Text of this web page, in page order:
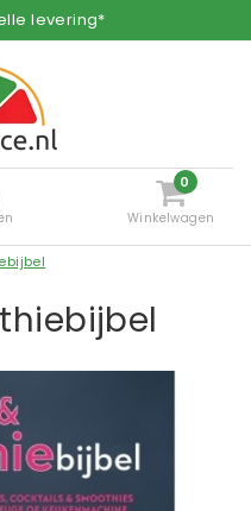
levering*
0
Winkelwagen